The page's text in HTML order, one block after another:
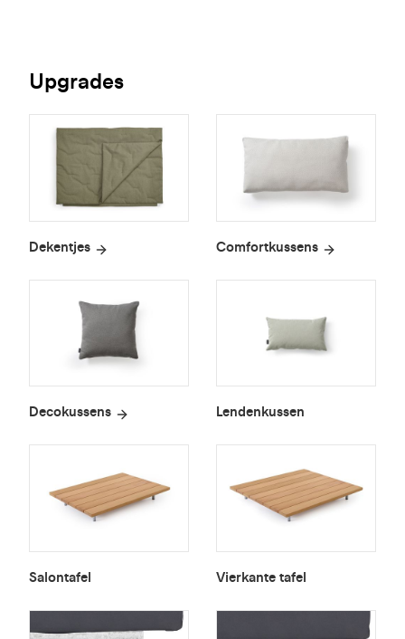
Upgrades
Dekentjes Comfortkussens
Decokussens Lendenkussen
Salontafel Vierkante tafel